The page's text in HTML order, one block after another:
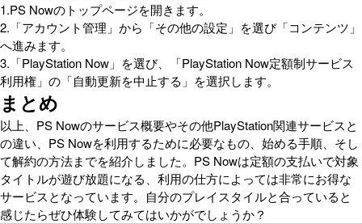
1.PS Nowのトップページを開きます。
2.「アカウント管理」から「その他の設定」を選び「コンテンツ」
へ進みます。
3.「PlayStation Now」を選び、「PlayStation Now定額制サービス
利用権」の「自動更新を中止する」を選択します。
まとめ
以上、PS Nowのサービス概要やその他PlayStation関連サービスと
の違い、PS Nowを利用するために必要なもの、始める手順、そし
て解約の方法までを紹介しました。PS Nowは定額の支払いで対象
タイトルが遊び放題になる、利用の仕方によっては非常にお得な
サービスとなっています。自分のプレイスタイルと合っていると
感じたらぜひ体験してみてはいかがでしょうか？